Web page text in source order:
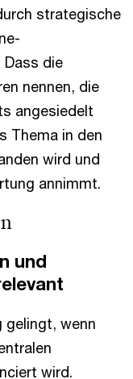
strategische
Dass die
nennen, die
angesiedelt
Thema in den
wird und
annimmt.
und
gelingt, wenn
wird.